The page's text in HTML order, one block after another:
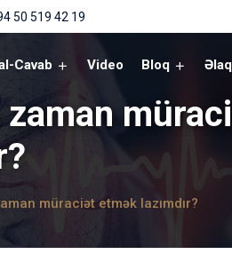
50 519 42 19
Cavab Video Bloq
müraciət etmək lazımdır?